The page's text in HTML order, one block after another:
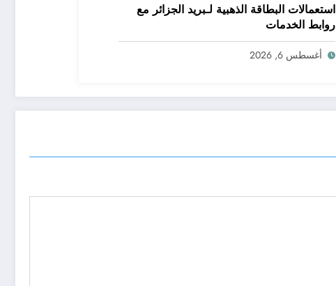
استعمالات البطاقة الذهبية لـبريد الجزائر مع
روابط الخدمات
أغسطس 6, 2026